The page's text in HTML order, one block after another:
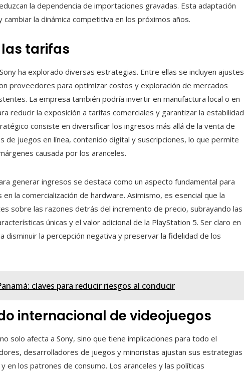
la dependencia de importaciones gravadas. Esta adaptación
la dinámica competitiva en los próximos años.
las tarifas
ha explorado diversas estrategias. Entre ellas se incluyen ajustes
proveedores para optimizar costos y exploración de mercados
La empresa también podría invertir en manufactura local o en
reducir la exposición a tarifas comerciales y garantizar la estabilidad
consiste en diversificar los ingresos más allá de la venta de
de juegos en línea, contenido digital y suscripciones, lo que permite
causada por los aranceles.
generar ingresos se destaca como un aspecto fundamental para
la comercialización de hardware. Asimismo, es esencial que la
sobre las razones detrás del incremento de precio, subrayando las
únicas y el valor adicional de la PlayStation 5. Ser claro en
disminuir la percepción negativa y preservar la fidelidad de los
claves para reducir riesgos al conducir
internacional de videojuegos
solo afecta a Sony, sino que tiene implicaciones para todo el
desarrolladores de juegos y minoristas ajustan sus estrategias
en los patrones de consumo. Los aranceles y las políticas